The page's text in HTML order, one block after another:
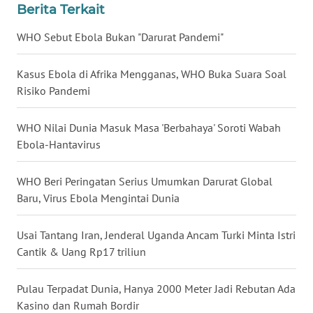
Berita Terkait
WHO Sebut Ebola Bukan "Darurat Pandemi"
Kasus Ebola di Afrika Mengganas, WHO Buka Suara Soal
Risiko Pandemi
WHO Nilai Dunia Masuk Masa 'Berbahaya' Soroti Wabah
Ebola-Hantavirus
WHO Beri Peringatan Serius Umumkan Darurat Global
Baru, Virus Ebola Mengintai Dunia
Usai Tantang Iran, Jenderal Uganda Ancam Turki Minta Istri
Cantik & Uang Rp17 triliun
Pulau Terpadat Dunia, Hanya 2000 Meter Jadi Rebutan Ada
Kasino dan Rumah Bordir
BABEL
WN
SUMBAR
WN
SUMSEL
WN
BENGKULU
LAMPUNG
JATENG